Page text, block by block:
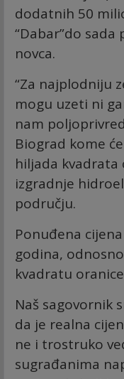
dodatnih 50
“Dabar”do
novca.
“Za najplodniju
mogu uzeti ni
nam
Biograd kome
hiljada kvadrata
izgradnje
području.
Ponuđena
godina,
kvadratu
Naš sagovornik
da je realna
ne i trostruko
sugrađanima